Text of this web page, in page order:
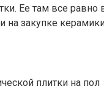
Ее там все равно
на закупке
плитки на пол